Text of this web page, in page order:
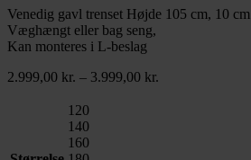
Venedig gavl trenset Højde 105 cm, 10 cm
Væghængt eller bag seng,
Kan monteres i L-beslag
2.999,00 kr. – 3.999,00 kr.
120
140
160